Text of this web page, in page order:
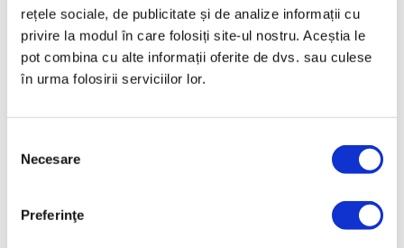
rețele sociale, de publicitate și de analize informații cu
privire la modul în care folosiți site-ul nostru. Aceștia le
pot combina cu alte informații oferite de dvs. sau culese
în urma folosirii serviciilor lor.
consimțământului
Necesare
Preferinţe
faceţi nimic pentru vaporizare, TUTTOLUXO 6SB
lucrează în timp ce dumneavoastră vă relaxaţi.
Date tehnice
COD PRODUS